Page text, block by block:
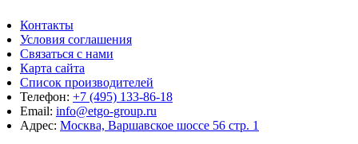
Контакты
Условия соглашения
Связаться с нами
Карта сайта
Список производителей
Телефон: +7 (495) 133-86-18
Email: info@etgo-group.ru
Адрес: Москва, Варшавское шоссе 56 стр. 1